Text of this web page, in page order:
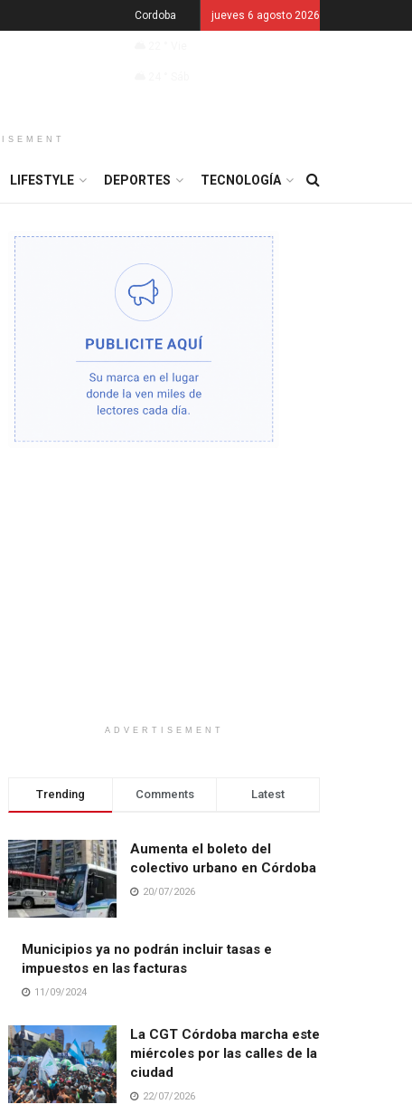
Cordoba jueves 6 agosto 2026
LIFESTYLE DEPORTES TECNOLOGÍA
ADVERTISEMENT
Trending Comments Latest
Aumenta el boleto del
colectivo urbano en Córdoba
20/07/2026
Municipios ya no podrán incluir tasas e
impuestos en las facturas
11/09/2024
La CGT Córdoba marcha este
miércoles por las calles de la
ciudad
22/07/2026